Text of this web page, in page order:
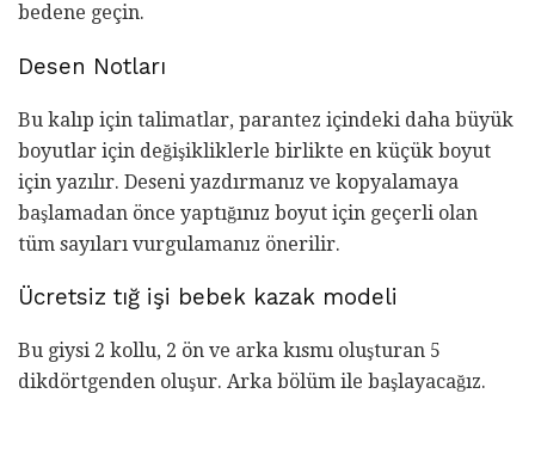
bedene geçin.
Desen Notları
Bu kalıp için talimatlar, parantez içindeki daha büyük
boyutlar için değişikliklerle birlikte en küçük boyut
için yazılır. Deseni yazdırmanız ve kopyalamaya
başlamadan önce yaptığınız boyut için geçerli olan
tüm sayıları vurgulamanız önerilir.
Ücretsiz tığ işi bebek kazak modeli
Bu giysi 2 kollu, 2 ön ve arka kısmı oluşturan 5
dikdörtgenden oluşur. Arka bölüm ile başlayacağız.